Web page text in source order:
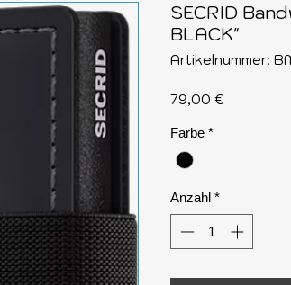
SECRID
BLACK"
Artikelnummer:
79,00 €Preis
Farbe *
Anzahl *